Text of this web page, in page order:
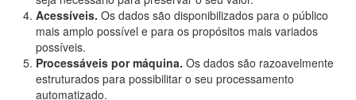
Acessíveis. Os dados são disponibilizados para o público
mais amplo possível e para os propósitos mais variados
possíveis.
Processáveis por máquina. Os dados são razoavelmente
estruturados para possibilitar o seu processamento
automatizado.